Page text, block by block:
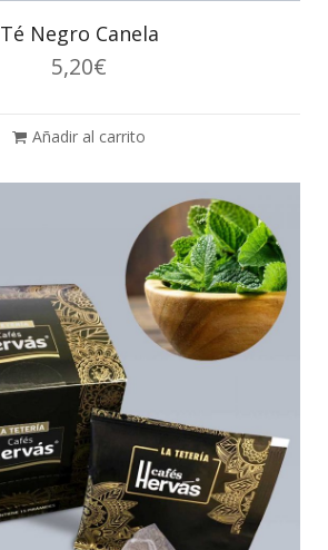
Té Negro Canela
5,20€
Añadir al carrito